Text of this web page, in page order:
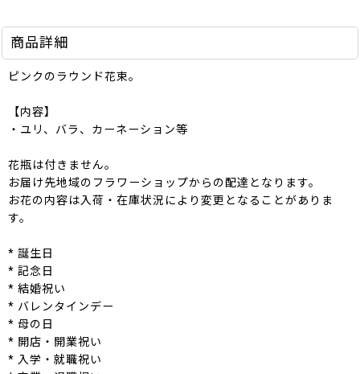
商品詳細
ピンクのラウンド花束。
【内容】
・ユリ、バラ、カーネーション等
花瓶は付きません。
お届け先地域のフラワーショップからの配達となります。
お花の内容は入荷・在庫状況により変更となることがありま
す。
* 誕生日
* 記念日
* 結婚祝い
* バレンタインデー
* 母の日
* 開店・開業祝い
* 入学・就職祝い